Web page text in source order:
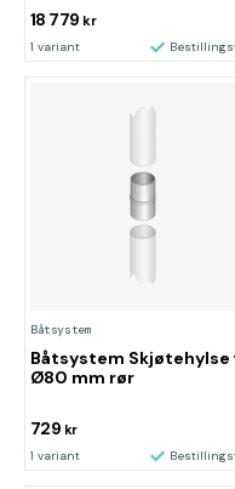
18 779 kr
1 variant
Båtsystem
Båtsystem Skjøtehylse
Ø80 mm rør
729 kr
1 variant